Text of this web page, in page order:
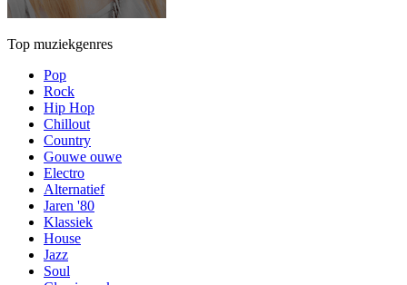
Top muziekgenres
Pop
Rock
Hip Hop
Chillout
Country
Gouwe ouwe
Electro
Alternatief
Jaren '80
Klassiek
House
Jazz
Soul